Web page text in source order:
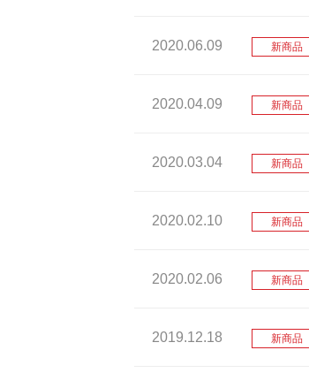
2020.06.09 新商品
2020.04.09 新商品
2020.03.04 新商品
2020.02.10 新商品
2020.02.06 新商品
2019.12.18 新商品